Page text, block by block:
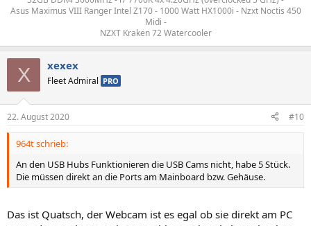
Asus Maximus VIII Ranger Intel Z170 - 1000 Watt HX1000i - Nzxt Noctis 450
Midi -
NZXT Kraken 72 Watercooler​
X xexex
Fleet Admiral PRO
22. August 2020 #10
964t schrieb:
An den USB Hubs Funktionieren die USB Cams nicht, habe 5 Stück.
Die müssen direkt an die Ports am Mainboard bzw. Gehäuse.
Das ist Quatsch, der Webcam ist es egal ob sie direkt am PC